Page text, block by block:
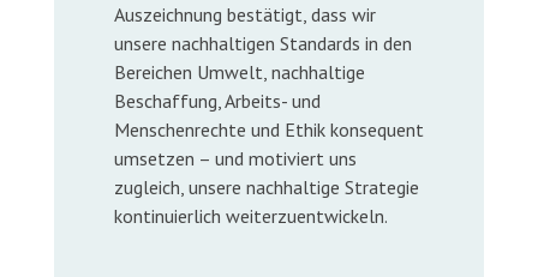
Auszeichnung bestätigt, dass wir
unsere nachhaltigen Standards in den
Bereichen Umwelt, nachhaltige
Beschaffung, Arbeits- und
Menschenrechte und Ethik konsequent
umsetzen – und motiviert uns
zugleich, unsere nachhaltige Strategie
kontinuierlich weiterzuentwickeln.